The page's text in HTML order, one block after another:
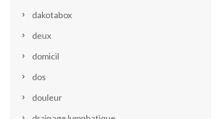
dakotabox
deux
domicil
dos
douleur